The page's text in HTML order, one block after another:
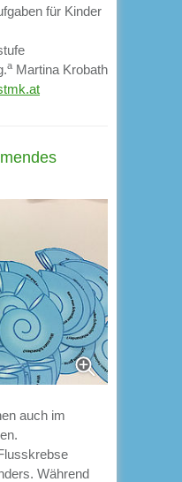
für Kinder
a Martina Krobath
auch im
Während